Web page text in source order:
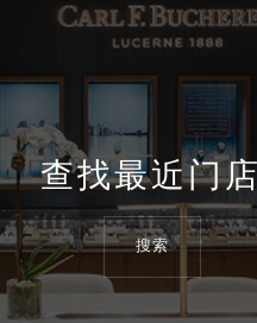
查找最近门店
搜索